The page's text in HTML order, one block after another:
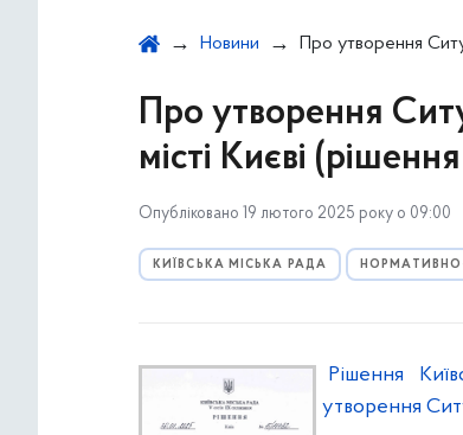
Новини Про утворення Ситуаційного центру протидії
Про утворення
місті Києві
Опубліковано 19 лютого 2025 року о 09:00
КИЇВСЬКА МІСЬКА РАДА
Рішення
утворення